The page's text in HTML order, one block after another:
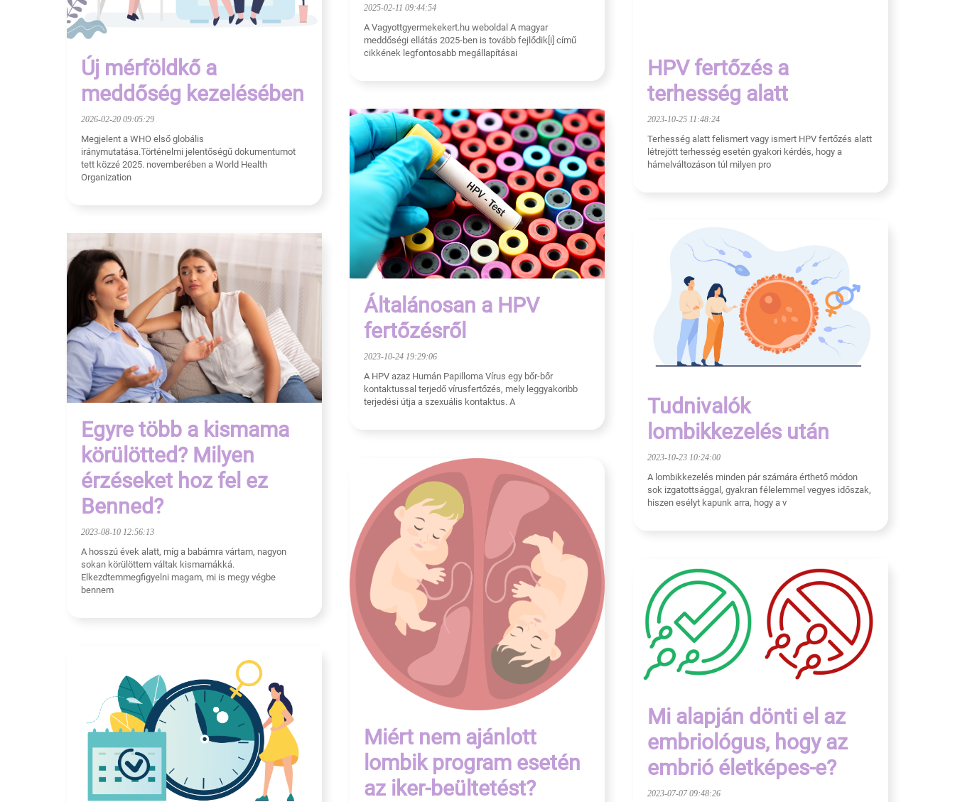
Új mérföldkő a
meddőség kezelésében
2026-02-20 09:05:29
Megjelent a WHO első globális
iránymutatása.Történelmi jelentőségű dokumentumot
tett közzé 2025. novemberében a World Health
Organization
2025-02-11 09:44:54
A Vagyottgyermekekert.hu weboldal A magyar
meddőségi ellátás 2025-ben is tovább fejlődik[i] című
cikkének legfontosabb megállapításai
HPV fertőzés a
terhesség alatt
2023-10-25 11:48:24
Terhesség alatt felismert vagy ismert HPV fertőzés alatt
létrejött terhesség esetén gyakori kérdés, hogy a
hámelváltozáson túl milyen pro
Általánosan a HPV
fertőzésről
2023-10-24 19:29:06
A HPV azaz Humán Papilloma Vírus egy bőr-bőr
kontaktussal terjedő vírusfertőzés, mely leggyakoribb
terjedési útja a szexuális kontaktus. A
Tudnivalók
lombikkezelés után
2023-10-23 10:24:00
A lombikkezelés minden pár számára érthető módon
sok izgatottsággal, gyakran félelemmel vegyes időszak,
hiszen esélyt kapunk arra, hogy a v
Egyre több a kismama
körülötted? Milyen
érzéseket hoz fel ez
Benned?
2023-08-10 12:56:13
A hosszú évek alatt, míg a babámra vártam, nagyon
sokan körülöttem váltak kismamákká.
Elkezdtemmegfigyelni magam, mi is megy végbe
bennem
Miért nem ajánlott
lombik program esetén
az iker-beültetést?
Mi alapján dönti el az
embriológus, hogy az
embrió életképes-e?
2023-07-07 09:48:26